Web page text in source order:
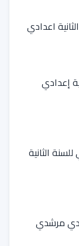
اعدادي
إعدادي
الثانية
مرشدي